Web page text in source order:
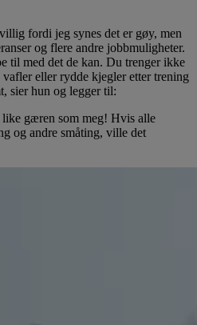
fordi jeg synes det er gøy, men
og flere andre jobbmuligheter.
til med det de kan. Du trenger ikke
vafler eller rydde kjegler etter trening
sier hun og legger til:
gæren som meg! Hvis alle
og andre småting, ville det